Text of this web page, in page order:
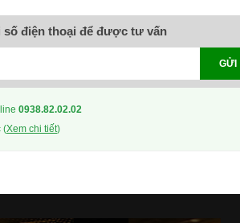
số điện thoại để được tư vấn
GỬI
0938.82.02.02
(Xem chi tiết)